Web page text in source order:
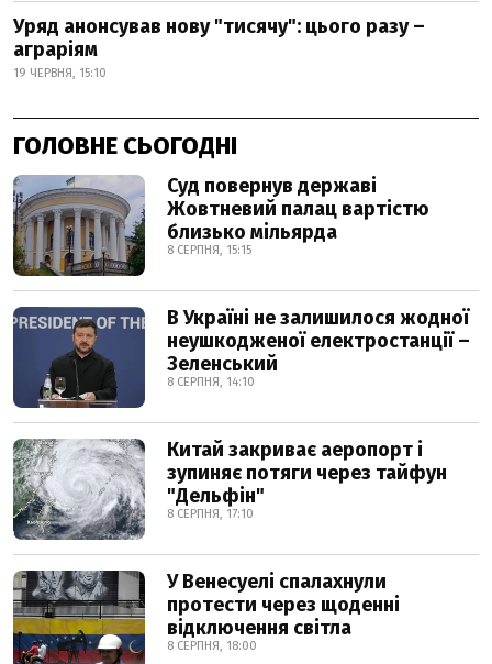
Уряд анонсував нову "тисячу": цього разу –
аграріям
19 ЧЕРВНЯ, 15:10
ГОЛОВНЕ СЬОГОДНІ
Суд повернув державі
Жовтневий палац вартістю
близько мільярда
8 СЕРПНЯ, 15:15
В Україні не залишилося жодної
неушкодженої електростанції –
Зеленський
8 СЕРПНЯ, 14:10
Китай закриває аеропорт і
зупиняє потяги через тайфун
"Дельфін"
8 СЕРПНЯ, 17:10
У Венесуелі спалахнули
протести через щоденні
відключення світла
8 СЕРПНЯ, 18:00